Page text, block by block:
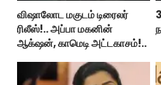
விஷாலோட மகுடம் டிரைலர்
ரிலீஸ்!.. அப்பா மகனின்
ஆக்‌ஷன், காமெடி அட்டகாசம்!..